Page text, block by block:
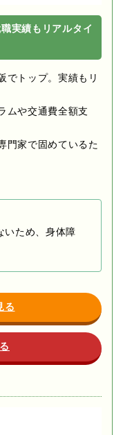
実績もリアルタイ
でトップ。実績もリ
ムや交通費全額支
門家で固めているた
いため、身体障
る